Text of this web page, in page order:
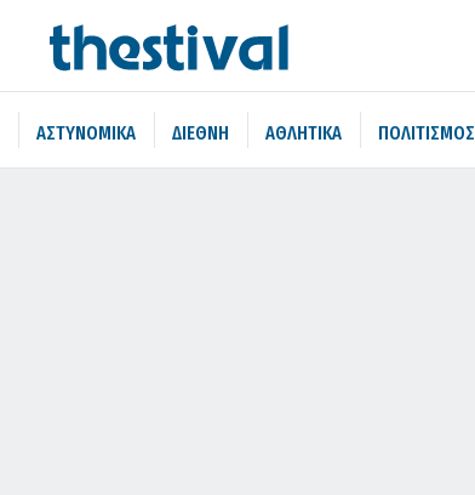
ΑΣΤΥΝΟΜΙΚΑ ΔΙΕΘΝΗ ΑΘΛΗΤΙΚΑ ΠΟΛΙΤΙΣΜΟΣ